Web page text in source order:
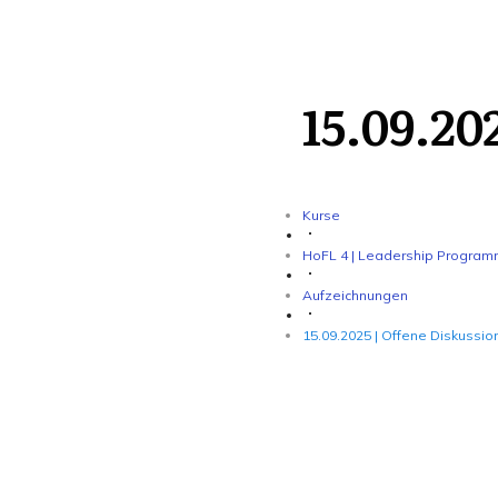
Kurse
HoFL 4 | Leadership
Aufzeichnungen
15.09.2025 | Offene